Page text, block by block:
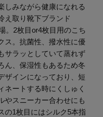
しみながら健康になれる
え取り靴下ブランド
。2枚目or4枚目用のこち
ス。抗菌性、撥水性に優
サラッとしていて蒸れず
ん、保湿性もあるため冬
ザインになっており、短
ネートする時にくしゅく
やスニーカー合わせにも
1枚目にはシルク5本指